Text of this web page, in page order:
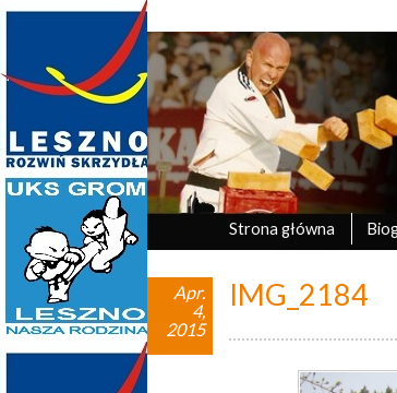
Marek
oficjalna strona UKS
Strona główna
IMG_2184
Apr.
4,
2015